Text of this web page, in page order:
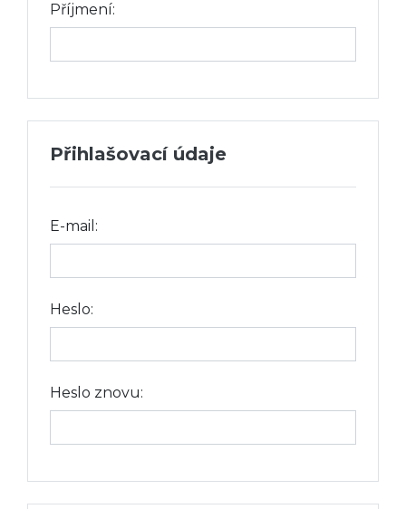
Příjmení:
Přihlašovací údaje
E-mail:
Heslo:
Heslo znovu: